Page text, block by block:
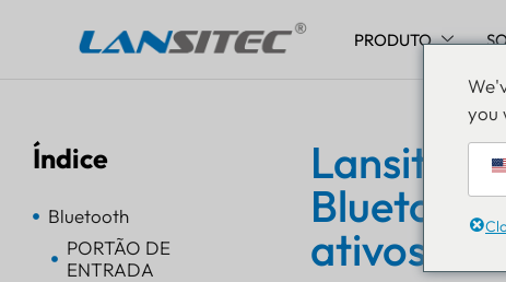
conteúdo
PRODUTO
Índice
Bluetooth
PORTÃO DE
ENTRADA
Lansitec
ativos
you